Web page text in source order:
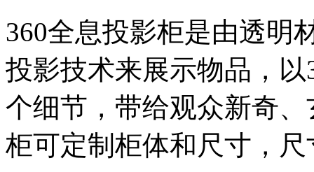
360全息投影柜是由透明
投影技术来展示物品，
个细节，带给观众新奇
柜可定制柜体和尺寸，